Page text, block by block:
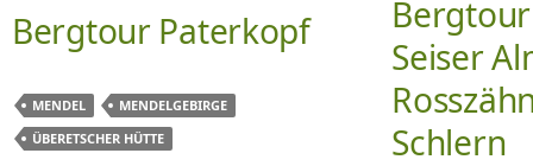
Bergtour Paterkopf
MENDEL
MENDELGEBIRGE
ÜBERETSCHER HÜTTE
Bergtour
Seiser
Schlern